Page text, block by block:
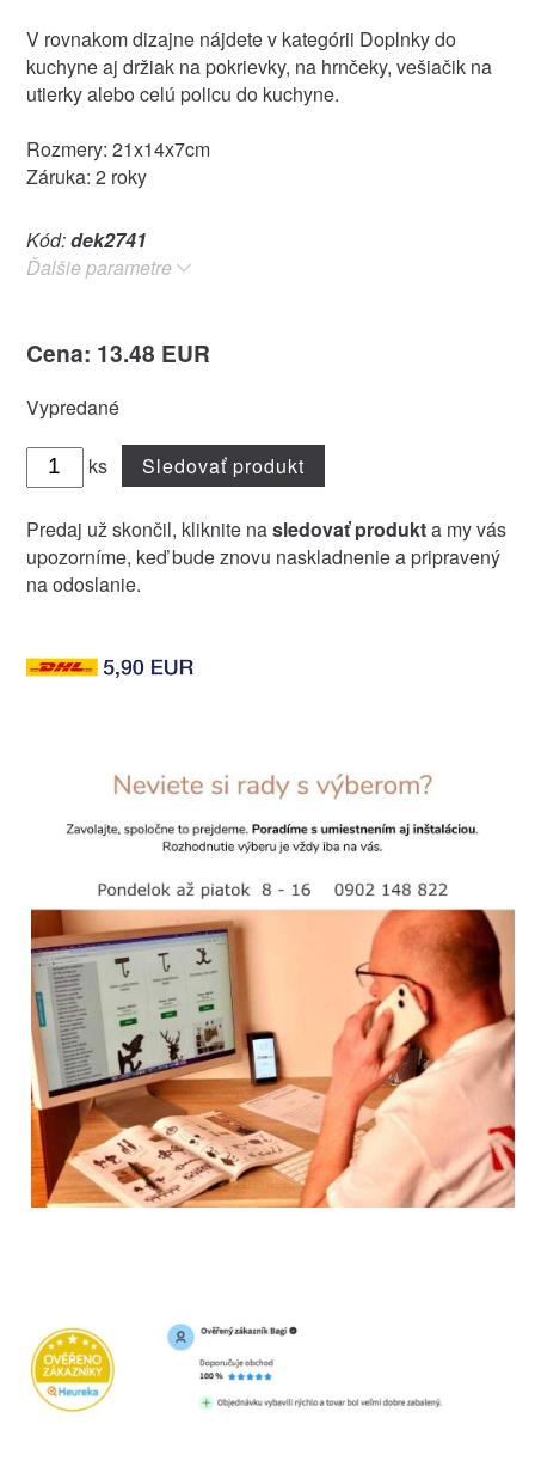
V rovnakom dizajne nájdete v kategórii Doplnky do
kuchyne aj držiak na pokrievky, na hrnčeky, vešiačik na
utierky alebo celú policu do kuchyne.
Rozmery: 21x14x7cm
Záruka: 2 roky
Kód:dek2741
Ďalšie parametre
Cena: 13.48 EUR
Vypredané
ks Sledovať produkt
Predaj už skončil, kliknite nasledovať produkta my vás
upozorníme, keď bude znovu naskladnenie a pripravený
na odoslanie.